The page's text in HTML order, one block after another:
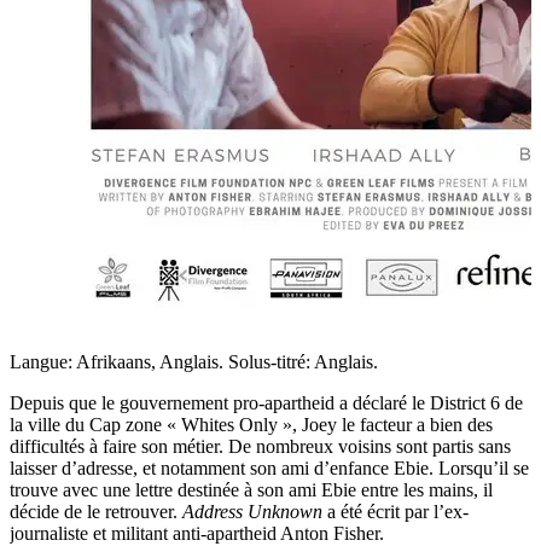
Langue: Afrikaans, Anglais. Solus-titré: Anglais.
Depuis que le gouvernement pro-apartheid a déclaré le District 6 de
la ville du Cap zone « Whites Only », Joey le facteur a bien des
difficultés à faire son métier. De nombreux voisins sont partis sans
laisser d’adresse, et notamment son ami d’enfance Ebie. Lorsqu’il se
trouve avec une lettre destinée à son ami Ebie entre les mains, il
décide de le retrouver.Address Unknown a été écrit par l’ex-
journaliste et militant anti-apartheid Anton Fisher.